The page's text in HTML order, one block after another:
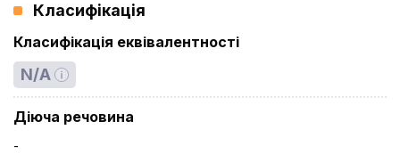
Класифікація
Класифікація еквівалентності
N/A
Діюча речовина
-